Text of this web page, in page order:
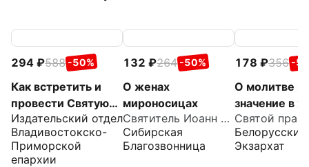
294 588 -50%
Как встретить и
провести Святую
Пасху
Издательский отдел
Владивостокско-
Приморской
епархии
132 264 -50%
О женах
мироносицах
Святитель Иоанн Златоуст
Сибирская
Благозвонница
178 356 -
О молитве и
значение в
Извлечения
дневника с
Белорусский
Экзархат